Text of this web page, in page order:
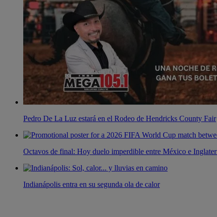
Pedro De La Luz estará en el Rodeo de Hendricks County Fair
Octavos de final: Hoy duelo imperdible entre México e
Indianápolis entra en su segunda ola de calor